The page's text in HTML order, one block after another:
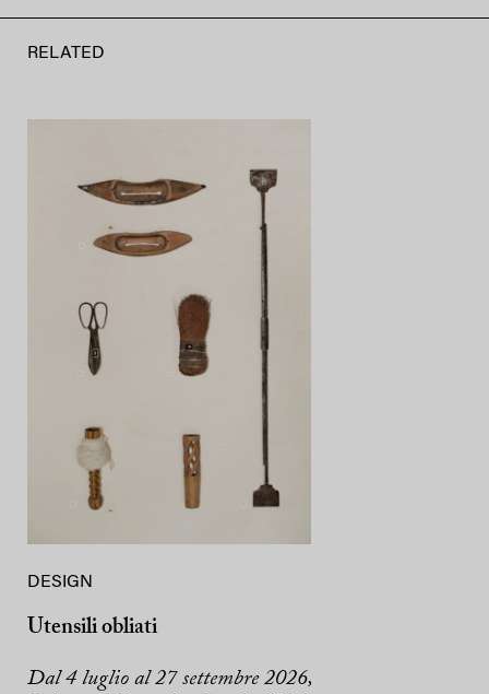
RELATED
DESIGN
Utensili obliati
Dal 4 luglio al 27 settembre 2026,